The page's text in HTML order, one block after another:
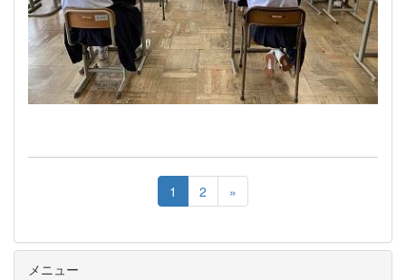
1 2 »
メニュー